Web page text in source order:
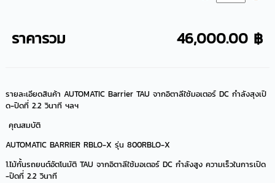
ราคารวม 46,000.00 ฿
รายละเอียดสินค้า AUTOMATIC Barrier TAU จากอิตาลีใช้มอเตอร์ DC กำลังสุงเปิ
ด-ปิดที่ 2.2 วินาที ฯลฯ
คุณสมบัติ
AUTOMATIC BARRIER RBLO-X รุ่น 800RBLO-X
1.ไม้กั้นรถยนต์อัตโนมัติ TAU จากอิตาลีใช้มอเตอร์ DC กำลังสูง ความเร็วในการเปิด
-ปิดที่ 2.2 วินาที